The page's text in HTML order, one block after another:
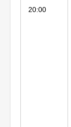
20:00